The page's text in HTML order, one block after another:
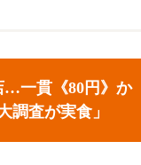
…一貫《80円》か
調査が実食」